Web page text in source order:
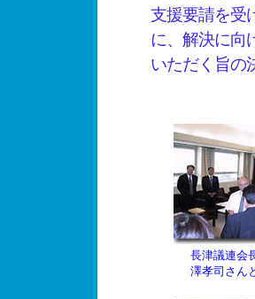
支援要請を受
に、解決に向
いただく旨の
長津議連会
澤孝司さん